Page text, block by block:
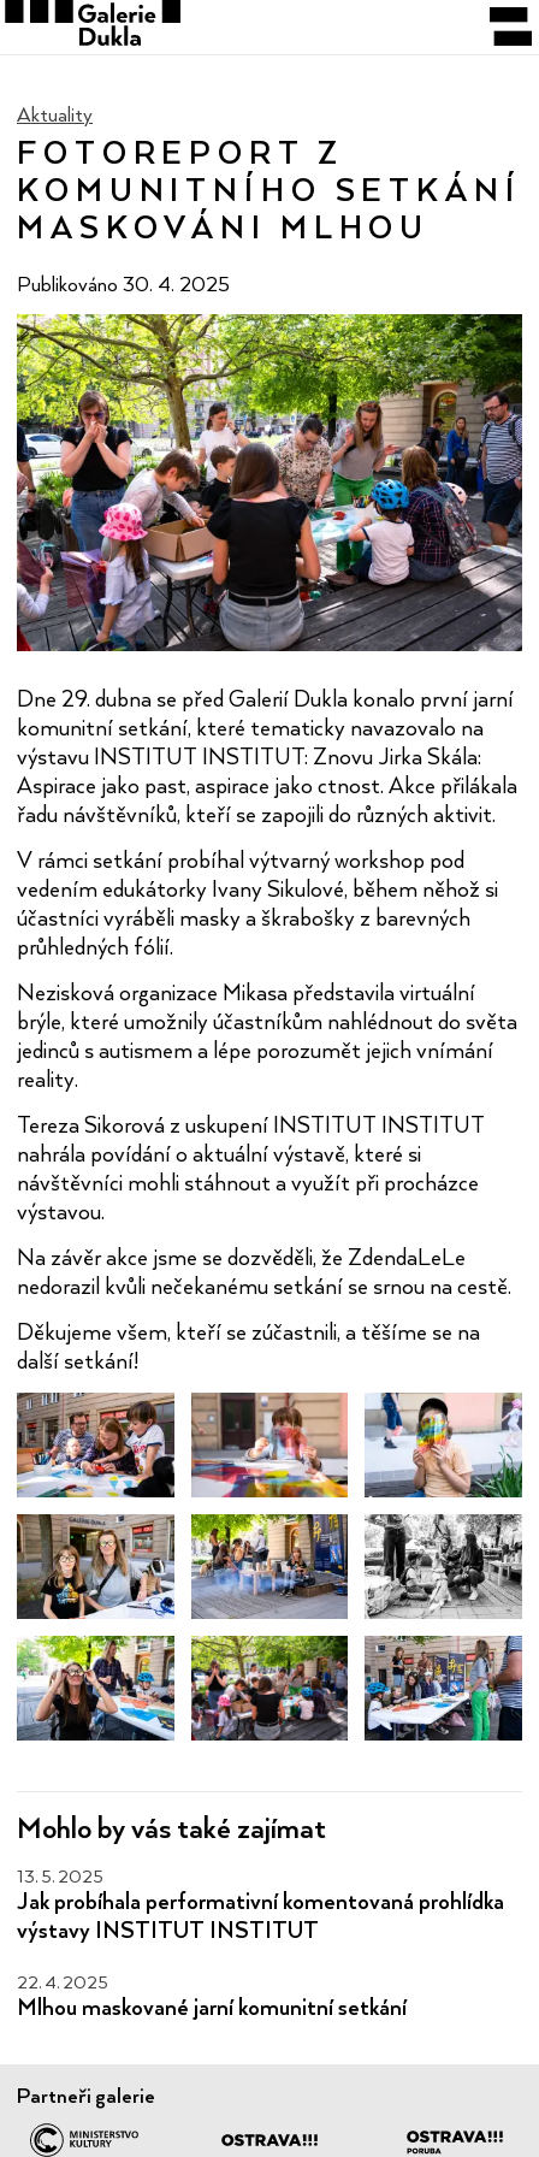
Aktuality
FOTOREPORT Z
KOMUNITNÍHO SETKÁNÍ
MASKOVÁNI MLHOU
Publikováno 30. 4. 2025
Dne 29. dubna se před Galerií Dukla konalo první jarní
komunitní setkání, které tematicky navazovalo na
výstavu INSTITUT INSTITUT: Znovu Jirka Skála:
Aspirace jako past, aspirace jako ctnost. Akce přilákala
řadu návštěvníků, kteří se zapojili do různých aktivit.
V rámci setkání probíhal výtvarný workshop pod
vedením edukátorky Ivany Sikulové, během něhož si
účastníci vyráběli masky a škrabošky z barevných
průhledných fólií.
Nezisková organizace Mikasa představila virtuální
brýle, které umožnily účastníkům nahlédnout do světa
jedinců s autismem a lépe porozumět jejich vnímání
reality.
Tereza Sikorová z uskupení INSTITUT INSTITUT
nahrála povídání o aktuální výstavě, které si
návštěvníci mohli stáhnout a využít při procházce
výstavou.
Na závěr akce jsme se dozvěděli, že ZdendaLeLe
nedorazil kvůli nečekanému setkání se srnou na cestě.
Děkujeme všem, kteří se zúčastnili, a těšíme se na
další setkání!
Mohlo by vás také zajímat
13. 5. 2025
Jak probíhala performativní komentovaná prohlídka
výstavy INSTITUT INSTITUT
22. 4. 2025
Mlhou maskované jarní komunitní setkání
Partneři galerie